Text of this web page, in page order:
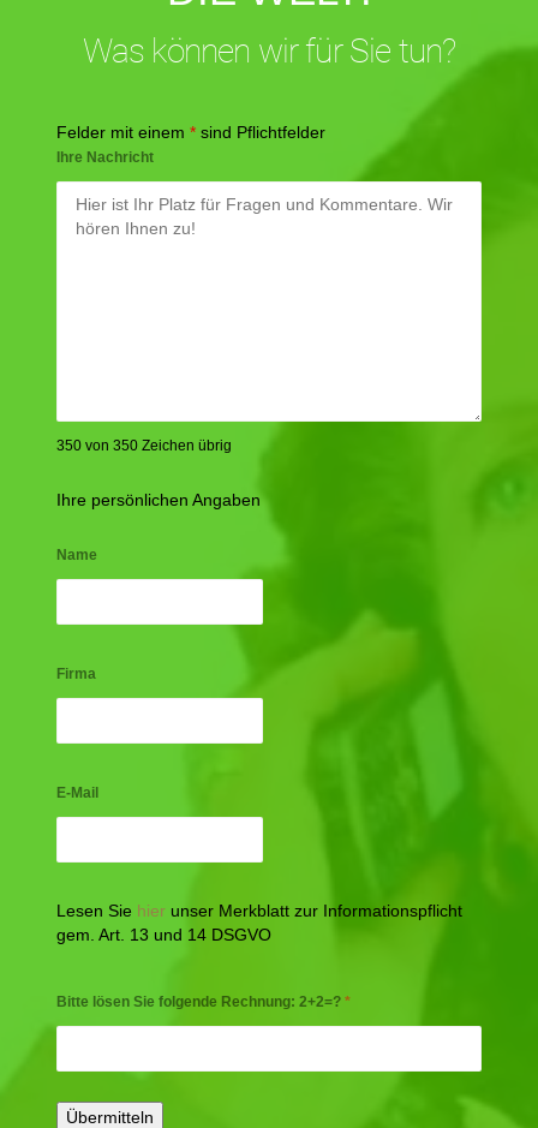
Was können wir für Sie tun?
Felder mit einem * sind Pflichtfelder
Ihre Nachricht
350 von 350 Zeichen übrig
Ihre persönlichen Angaben
Name
Firma
E-Mail
Lesen Sie hier unser Merkblatt zur Informationspflicht
gem. Art. 13 und 14 DSGVO
Bitte lösen Sie folgende Rechnung: 2+2=? *